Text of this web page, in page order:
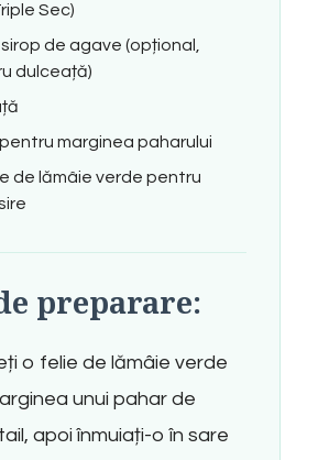
Sec)
sirop de agave (opțional,
dulceață)
marginea paharului
de lămâie verde pentru
preparare:
o felie de lămâie verde
unui pahar de
apoi înmuiați-o în sare